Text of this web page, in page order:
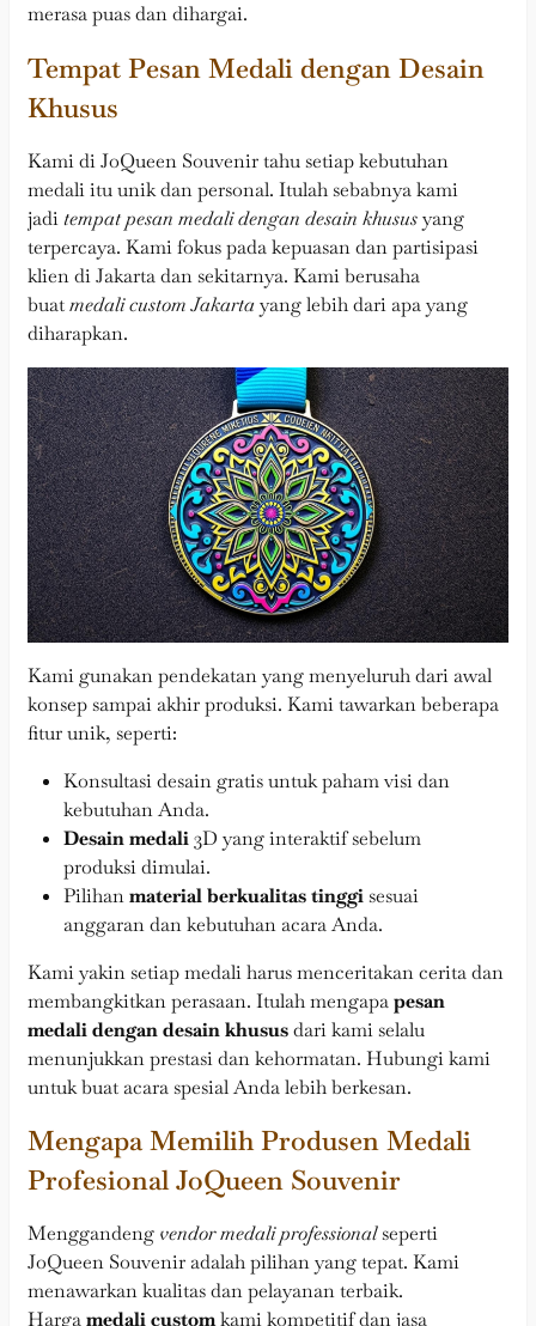
merasa puas dan dihargai.
Tempat Pesan Medali dengan Desain
Khusus
Kami di JoQueen Souvenir tahu setiap kebutuhan
medali itu unik dan personal. Itulah sebabnya kami
jaditempat pesan medali dengan desain khususyang
terpercaya. Kami fokus pada kepuasan dan partisipasi
klien di Jakarta dan sekitarnya. Kami berusaha
buatmedali custom Jakartayang lebih dari apa yang
diharapkan.
Kami gunakan pendekatan yang menyeluruh dari awal
konsep sampai akhir produksi. Kami tawarkan beberapa
fitur unik, seperti:
Konsultasi desain gratis untuk paham visi dan
kebutuhan Anda.
Desain medali3D yang interaktif sebelum
produksi dimulai.
Pilihanmaterial berkualitas tinggisesuai
anggaran dan kebutuhan acara Anda.
Kami yakin setiap medali harus menceritakan cerita dan
membangkitkan perasaan. Itulah mengapapesan
medali dengan desain khususdari kami selalu
menunjukkan prestasi dan kehormatan. Hubungi kami
untuk buat acara spesial Anda lebih berkesan.
Mengapa Memilih Produsen Medali
Profesional JoQueen Souvenir
Menggandeng vendor medali professionalseperti
JoQueen Souvenir adalah pilihan yang tepat. Kami
menawarkan kualitas dan pelayanan terbaik.
Hargamedali customkami kompetitif dan jasa